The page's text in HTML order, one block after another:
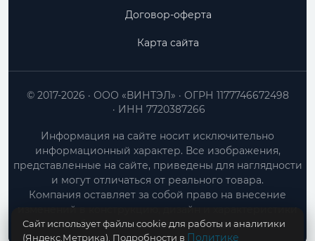
Договор-оферта
Карта сайта
ООО «ВИНТЭЛ»
ОГРН 1177746672498
ИНН 7720387266
© 2017-2026
Информация на сайте носит исключительно
информационный характер. Все изображения,
представленные на сайте, приведены для наглядности
и могут отличаться от реального товара.
Компания оставляет за собой право на внесение
изменений в конструкцию, дизайн и характеристики
товара без предварительного уведомления.
Сайт использует файлы cookie для работы и аналитики
(Яндекс.Метрика). Подробности в Политике